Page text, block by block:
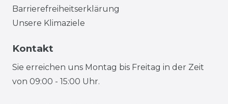
Barrierefreiheitserklärung
Unsere Klimaziele
Kontakt
Sie erreichen uns Montag bis Freitag in der Zeit
von 09:00 - 15:00 Uhr.